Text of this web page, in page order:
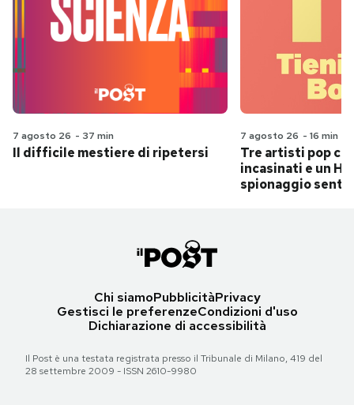
7 agosto 26 - 37 min
Il difficile mestiere di ripetersi
7 agosto 26 - 16 min
Tre artisti pop
incasinati e un
spionaggio
Chi siamoPubblicitàPrivacy
Gestisci le preferenzeCondizioni d'uso
Dichiarazione di accessibilità
Il Post è una testata registrata presso il Tribunale di Milano, 419 del
28 settembre 2009 - ISSN 2610-9980